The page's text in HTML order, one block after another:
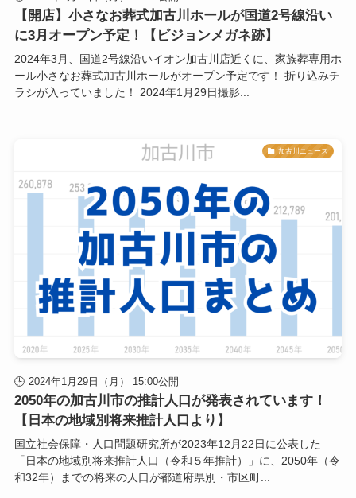
【開店】小さなお葬式加古川ホールが国道2号線沿い
に3月オープン予定！【ビジョンメガネ跡】
2024年3月、国道2号線沿いイオン加古川店近くに、家族葬専用ホ
ール小さなお葬式加古川ホールがオープン予定です！ 折り込みチ
ラシが入っていました！ 2024年1月29日撮影...
加古川ニュース
2024年1月29日（月） 15:00公開
2050年の加古川市の推計人口が発表されています！
【日本の地域別将来推計人口より】
国立社会保障・人口問題研究所が2023年12月22日に公表した
「日本の地域別将来推計人口（令和５年推計）」に、2050年（令
和32年）までの将来の人口が都道府県別・市区町...